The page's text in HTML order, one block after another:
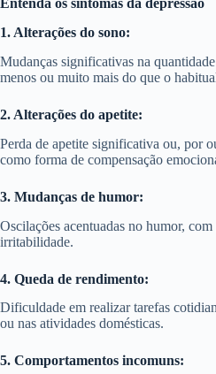
Entenda os sintomas da depressão
1. Alterações do sono:
Mudanças significativas na
menos ou muito mais do que o
2. Alterações do apetite:
Perda de apetite significativa ou, por
como forma de compensação
3. Mudanças de humor:
Oscilações acentuadas no humor,
irritabilidade.
4. Queda de rendimento:
Dificuldade em realizar tarefas
ou nas atividades domésticas.
5. Comportamentos incomuns: